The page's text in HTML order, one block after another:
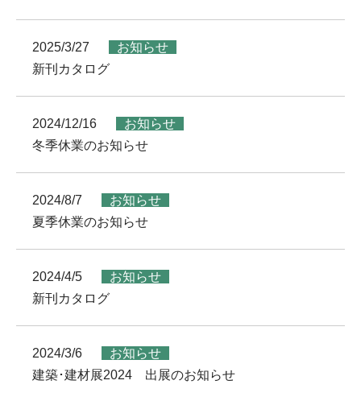
2025/3/27
お知らせ
新刊カタログ
2024/12/16
お知らせ
冬季休業のお知らせ
2024/8/7
お知らせ
夏季休業のお知らせ
2024/4/5
お知らせ
新刊カタログ
2024/3/6
お知らせ
建築･建材展2024 出展のお知らせ